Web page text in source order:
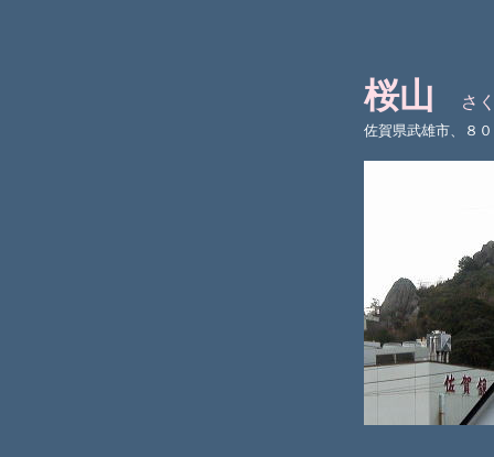
桜山 さ
佐賀県武雄市、８